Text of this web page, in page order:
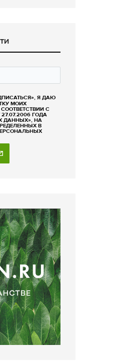
Я ДАЮ
МОИХ
С
ГОДА
ДАННЫХ», НА
В